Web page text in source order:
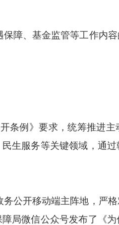
障、基金监管等工作内容
条例》要求，统筹推进主
生服务等关键领域，通
公开移动端主阵地，严
局微信公众号发布了
《